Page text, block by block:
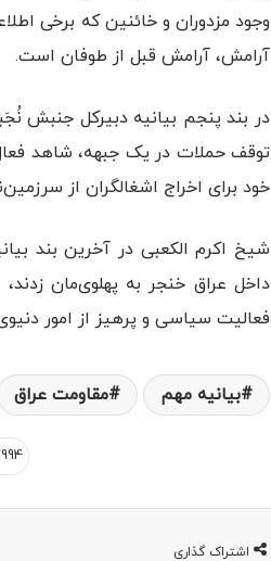
وجود مزدوران و خائنین که برخی
آرامش، آرامش قبل از طوفان است.
در بند پنجم بیانیه دبیرکل جنبش
توقف حملات در یک جبهه، شاهد
خود برای اخراج اشغالگران از
شیخ اکرم الکعبی در آخرین بند
داخل عراق خنجر به پهلوی‌مان
فعالیت سیاسی و پرهیز از امور
بیانیه مهم مقاومت عراق
اشتراک گذاری